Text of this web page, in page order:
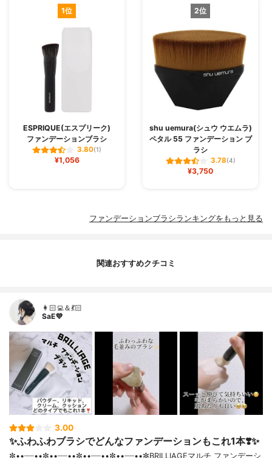
1位
ESPRIQUE(エスプリーク)
ファンデーションブラシ
3.80(1)
¥1,056
2位
shu uemura(シュウ ウエムラ)
ペタル 55 ファンデーション ブ
ラシ
3.78(4)
¥3,750
ファンデーションブラシランキングをもっと見る
関連おすすめクチコミ
👩🏻‍💻＆💃🏻
SaE💜
3.00
✨ふわふわブラシでどんなファンデーションもこれ1本❣️✨
✼••┈┈••✼••┈┈••✼••┈┈••✼••┈┈••✼BRILLIAGEマルチ ファンデーシ